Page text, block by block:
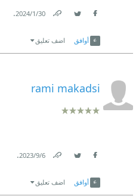
30‏/1‏/2024
.
أوافق اضف تعليق
rami makadsi
6‏/9‏/2023
.
أوافق اضف تعليق